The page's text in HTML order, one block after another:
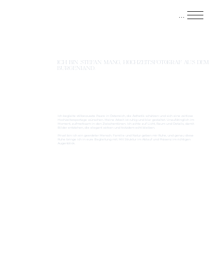
Menu
ICH BIN STEFAN MANG, HOCHZEITSFOTOGRAF AUS DEM
BURGENLAND.
Ich begleite stilbewusste Paare in Österreich, die Ästhetik schätzen und sich eine zeitlose
Hochzeitsreportage wünschen. Meine Arbeit ist ruhig und klar gestaltet. Unaufdringlich im
Moment, aufmerksam in den Zwischentönen. Ich achte auf Licht, Raum und Details, damit
Bilder entstehen, die elegant wirken und trotzdem echt bleiben.
Privat bin ich ein geerdeter Mensch. Familie und Natur geben mir Ruhe, und genau diese
Ruhe bringe ich in eure Begleitung mit. Mit Struktur im Ablauf und Präsenz im richtigen
Augenblick.